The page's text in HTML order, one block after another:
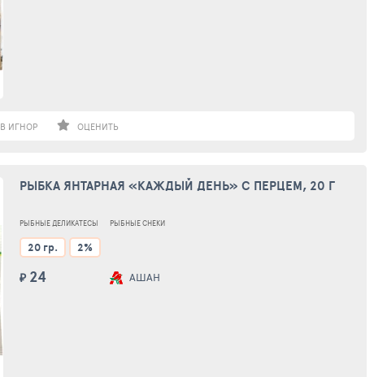
В ИГНОР ОЦЕНИТЬ
РЫБКА ЯНТАРНАЯ «КАЖДЫЙ ДЕНЬ» С ПЕРЦЕМ, 20 Г
РЫБНЫЕ ДЕЛИКАТЕСЫ РЫБНЫЕ СНЕКИ
20 гр. 2%
₽ 24 АШАН